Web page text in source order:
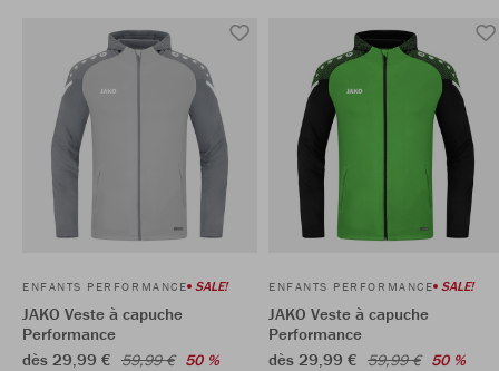
ENFANTS PERFORMANCE SALE!
JAKO Veste à capuche
Performance
dès 29,99 € 59,99 € 50 %
ENFANTS PERFORMANCE SALE!
JAKO Veste à capuche
Performance
dès 29,99 € 59,99 € 50 %